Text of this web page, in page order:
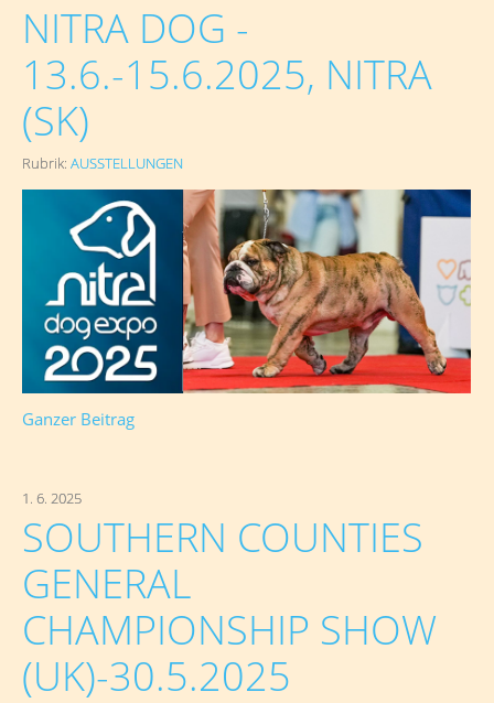
NITRA DOG -
13.6.-15.6.2025, NITRA
(SK)
Rubrik: AUSSTELLUNGEN
Ganzer Beitrag
1. 6. 2025
SOUTHERN COUNTIES
GENERAL
CHAMPIONSHIP SHOW
(UK)-30.5.2025